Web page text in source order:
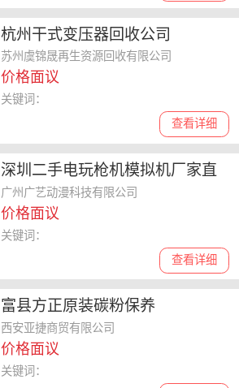
杭州干式变压器回收公司
苏州虞锦晟再生资源回收有限公司
价格面议
查看详细
关键词：
深圳二手电玩枪机模拟机厂家直
销
广州广艺动漫科技有限公司
价格面议
查看详细
关键词：
富县方正原装碳粉保养
西安亚捷商贸有限公司
价格面议
关键词：